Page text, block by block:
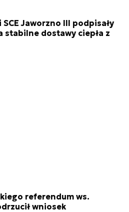
Jaworzno III podpisały
stabilne dostawy ciepła z
referendum ws.
wniosek